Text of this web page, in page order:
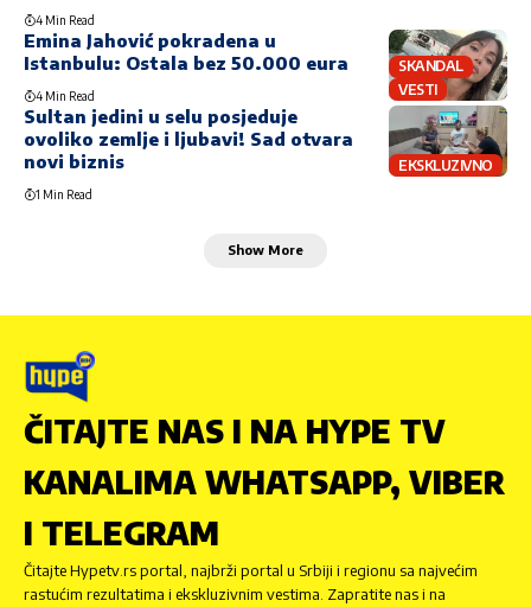
4 Min Read
SKANDAL
VESTI
Emina Jahović pokradena u
Istanbulu: Ostala bez 50.000 eura
4 Min Read
EKSKLUZIVNO
Sultan jedini u selu posjeduje
ovoliko zemlje i ljubavi! Sad otvara
novi biznis
1 Min Read
Show More
ČITAJTE NAS I NA HYPE TV
KANALIMA WHATSAPP, VIBER
I TELEGRAM
Čitajte Hypetv.rs portal, najbrži portal u Srbiji i regionu sa najvećim
rastućim rezultatima i ekskluzivnim vestima. Zapratite nas i na